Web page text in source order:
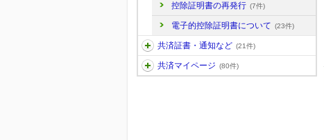
控除証明書の再発行 (7件)
電子的控除証明書について (23件)
共済証書・通知など (21件)
共済マイページ (80件)